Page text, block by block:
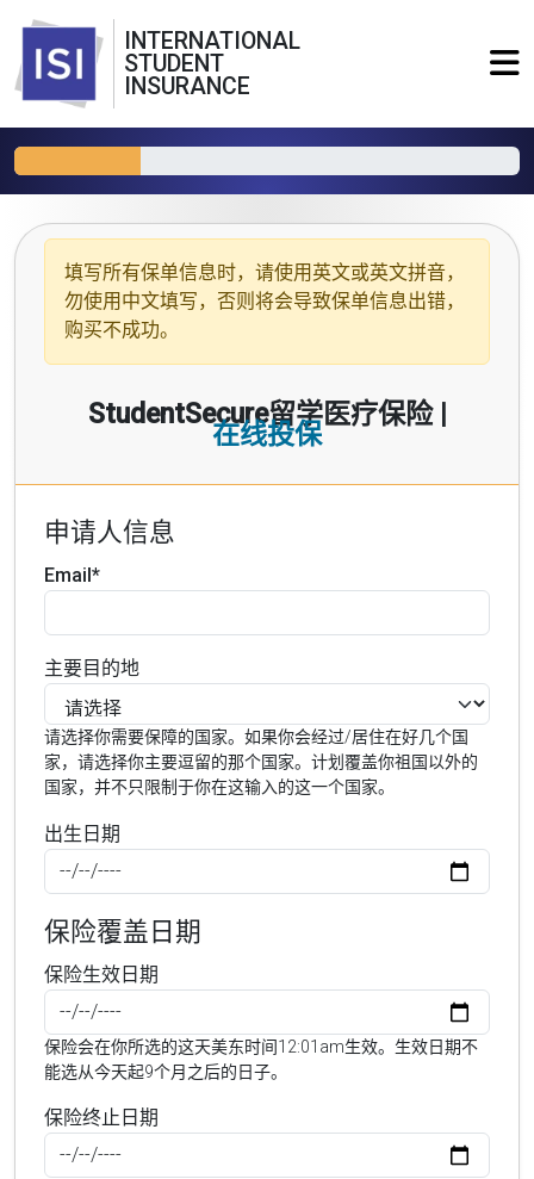
INTERNATIONAL
STUDENT
INSURANCE
填写所有保单信息时，请使用 英文或英文拼音，
勿使用中文填写，否则将会导致保单信息出错，
购买不成功。
StudentSecure留学医疗保险 |
在线投保
申请人信息
Email*
主要目的地
请选择你需要保障的国家。如果你会经过/居住在好几个国
家，请选择你主要逗留的那个国家。计划覆盖你祖国以外的
国家，并不只限制于你在这输入的这一个国家。
出生日期
保险覆盖日期
保险生效日期
保险会在你所选的这天美东时间12:01am生效。生效日期不
能选从今天起9个月之后的日子。
保险终止日期